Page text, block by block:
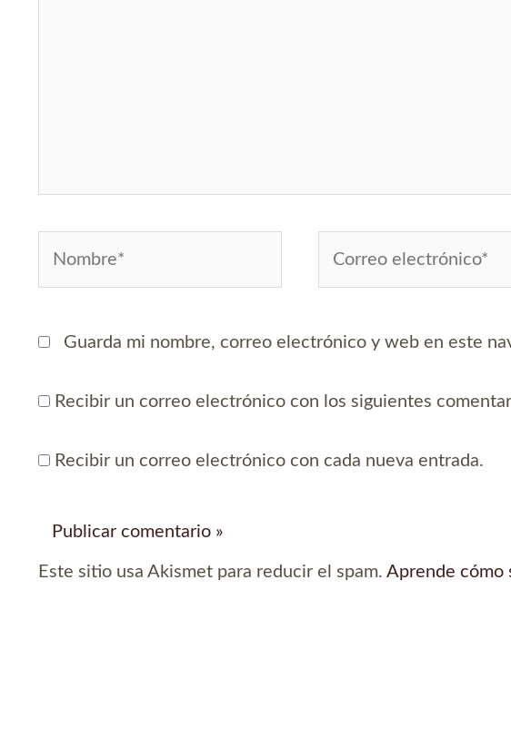
electrónico*
Guarda mi nombre, correo electrónico y web en este
Recibir un correo electrónico con los siguientes
Recibir un correo electrónico con cada nueva entrada.
Este sitio usa Akismet para reducir el spam. Aprende cómo